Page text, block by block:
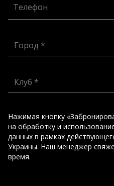
Телефон
Город *
Клуб *
Нажимая кнопку
на обработку и
данных в рамках
Украины. Наш менеджер
время.